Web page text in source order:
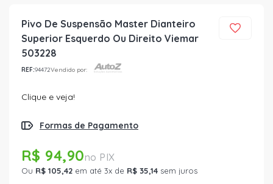
Pivo De Suspensão Master Dianteiro
Superior Esquerdo Ou Direito Viemar
503228
REF:94472Vendido por:
Clique e veja!
Formas de Pagamento
R$ 94,90
Ou R$ 105,42 em até 3x de R$ 35,14 sem juros